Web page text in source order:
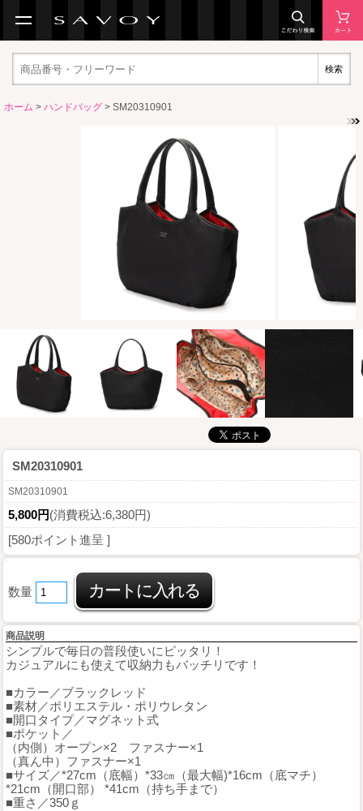
検索
ホーム > ハンドバッグ > SM20310901
SM20310901
SM20310901
5,800円(消費税込:6,380円)
[580ポイント進呈 ]
数量
商品説明
シンプルで毎日の普段使いにピッタリ！
カジュアルにも使えて収納力もバッチリです！
■カラー／ブラックレッド
■素材／ポリエステル・ポリウレタン
■開口タイプ／マグネット式
■ポケット／
（内側）オープン×2 ファスナー×1
（真ん中）ファスナー×1
■サイズ／*27cm（底幅）*33㎝（最大幅)*16cm（底マチ）
*21cm（開口部） *41cm（持ち手まで）
■重さ／350ｇ